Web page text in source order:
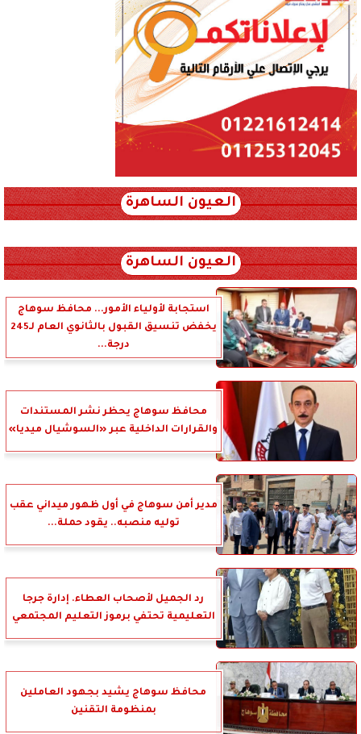
العيون الساهرة
العيون الساهرة
استجابة لأولياء الأمور... محافظ سوهاج
يخفض تنسيق القبول بالثانوي العام لـ245
درجة...
محافظ سوهاج يحظر نشر المستندات
والقرارات الداخلية عبر «السوشيال ميديا»
مدير أمن سوهاج في أول ظهور ميداني عقب
توليه منصبه.. يقود حملة...
رد الجميل لأصحاب العطاء. إدارة جرجا
التعليمية تحتفي برموز التعليم المجتمعي
محافظ سوهاج يشيد بجهود العاملين
بمنظومة التقنين